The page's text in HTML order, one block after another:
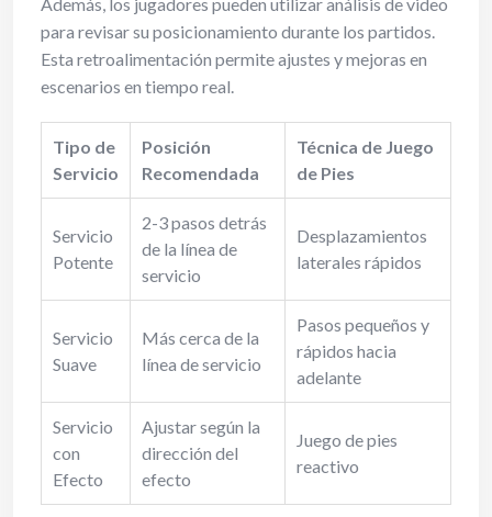
para revisar su posicionamiento durante los partidos.
Esta retroalimentación permite ajustes y mejoras en
escenarios en tiempo real.
Tipo de
Servicio
Posición
Recomendada
Técnica de Juego
de Pies
Servicio
Potente
2-3 pasos detrás
de la línea de
servicio
Desplazamientos
laterales rápidos
Servicio
Suave
Más cerca de la
línea de servicio
Pasos pequeños y
rápidos hacia
adelante
Servicio
con
Efecto
Ajustar según la
dirección del
efecto
Juego de pies
reactivo